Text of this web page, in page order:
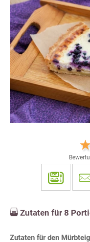
Zutaten für 8
Zutaten für den Mürbteig